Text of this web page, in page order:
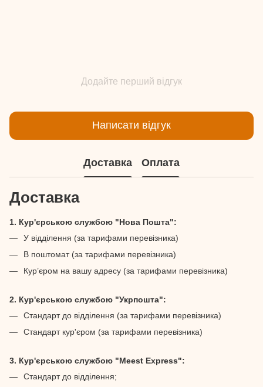
Додайте перший відгук
Написати відгук
Доставка Оплата
Доставка
1. Кур'єрською службою "Нова Пошта":
У відділення (за тарифами перевізника)
В поштомат (за тарифами перевізника)
Кур’єром на вашу адресу (за тарифами перевізника)
2. Кур'єрською службою "Укрпошта":
Стандарт до відділення (за тарифами перевізника)
Стандарт кур'єром (за тарифами перевізника)
3. Кур'єрською службою "Meest Express":
Стандарт до відділення;